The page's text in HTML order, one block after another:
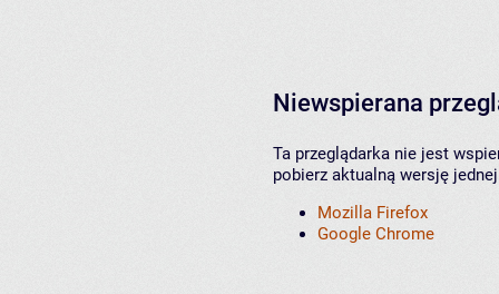
Niewspierana
Ta przeglądarka nie jest
pobierz aktualną wersję
Mozilla Firefox
Google Chrome